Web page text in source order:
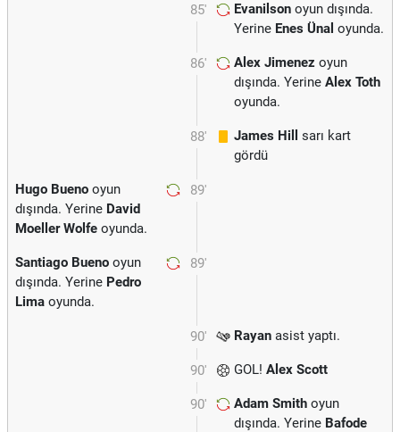
85' Evanilson oyun dışında.
Yerine Enes Ünal oyunda.
86' Alex Jimenez oyun
dışında. Yerine Alex Toth
oyunda.
88' James Hill
sarı kart
gördü
89'
Hugo Bueno oyun
dışında. Yerine David
Moeller Wolfe oyunda.
89'
Santiago Bueno oyun
dışında. Yerine Pedro
Lima oyunda.
90' Rayan asist yaptı.
90' GOL! Alex Scott
90' Adam Smith oyun
dışında. Yerine Bafode